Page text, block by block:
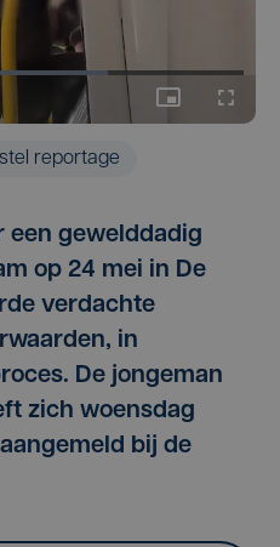
reportage
een gewelddadig
op 24 mei in De
verdachte
in
De jongeman
zich woensdag
bij de